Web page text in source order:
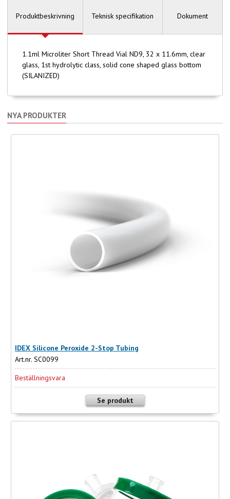
Produktbeskrivning Teknisk specifikation Dokument
1.1ml Microliter Short Thread Vial ND9, 32 x 11.6mm, clear
glass, 1st hydrolytic class, solid cone shaped glass bottom
(SILANIZED)
NYA PRODUKTER
IDEX Silicone Peroxide 2-Stop Tubing
Art.nr. SC0099
Beställningsvara
Se produkt